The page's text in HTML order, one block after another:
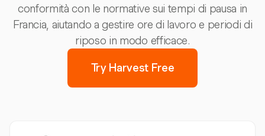
conformità con le normative sui tempi di pausa in
Francia, aiutando a gestire ore di lavoro e periodi di
riposo in modo efficace.
Try Harvest Free